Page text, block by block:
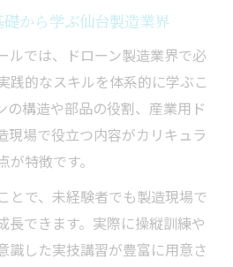
ル受講で製造技術を効率習
ドローンスクールの講習内容
るドローンスクール体験談
ル選択がスキル向上の近道
ルの学習法で実力を伸ばす
ッフへ転身するための実践
ルで未経験から製造職を目
から学ぶ仙台製造業界
ルでは、ドローン製造業界で必
践的なスキルを体系的に学ぶこ
の構造や部品の役割、産業用ド
現場で役立つ内容がカリキュラ
特徴です。
とで、未経験者でも製造現場で
長できます。実際に操縦訓練や
識した実技講習が豊富に用意さ